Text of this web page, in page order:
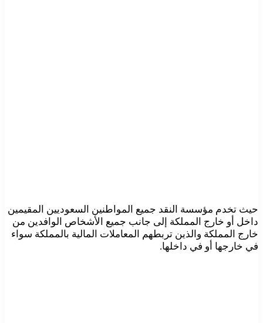
حيث تخدم مؤسسة النقد جميع المواطنين السعوديين المقيمين
داخل أو خارج المملكة إلى جانب جميع الأشخاص الوافدين من
خارج المملكة والذين تربطهم المعاملات المالية بالمملكة سواء
في خارجها أو في داخلها.